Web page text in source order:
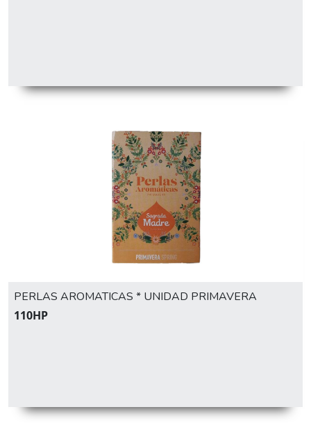
PERLAS AROMATICAS * UNIDAD PRIMAVERA
110HP